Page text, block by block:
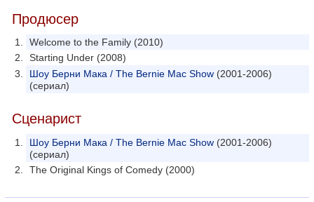
Продюсер
Welcome to the Family (2010)
Starting Under (2008)
Шоу Берни Мака / The Bernie Mac Show (2001-2006)
(сериал)
Сценарист
Шоу Берни Мака / The Bernie Mac Show (2001-2006)
(сериал)
The Original Kings of Comedy (2000)